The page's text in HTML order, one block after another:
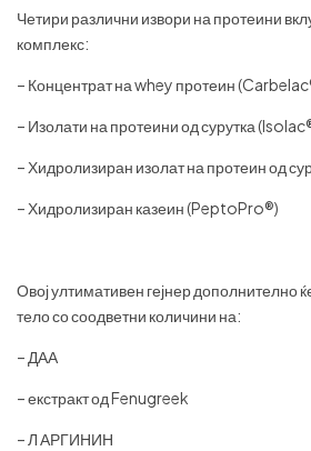
Четири различни извори на протеини
комплекс:
– Концентрат на whey протеин
– Изолати на протеини од сурутка
– Хидролизиран изолат на протеин од
– Хидролизиран казеин (PeptoPro®)
Овој ултимативен гејнер дополнително
тело со соодветни количини на:
– ДАА
– екстракт од Fenugreek
– Л АРГИНИН